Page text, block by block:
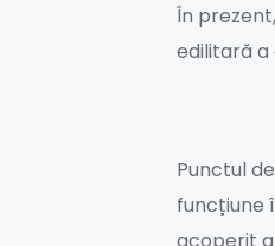
În
edilitară a
Punctul
funcțiune